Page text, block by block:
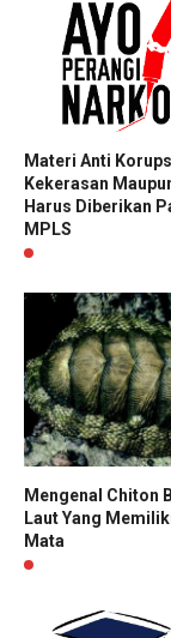
Materi Anti
Kekerasan
Harus Diberikan
MPLS
Mengenal Chiton
Laut Yang
Mata